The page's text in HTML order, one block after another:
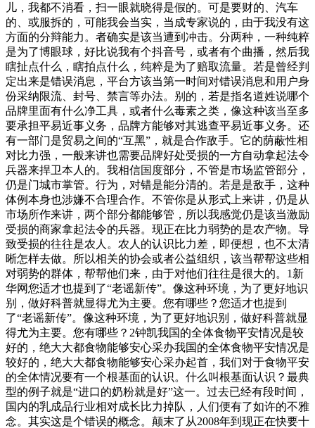
儿，我都不消看，扫一眼就晓得是假的。可是要财的、汽车
的、或服拆的，可能我会当实，当成专家说的，由于我没有这
方面的分辩能力。者确实是该当遭到冲击。分两种，一种纯粹
是为了博眼球，好比说我有个抖音号，或者有个曲播，然后我
瞎扯点什么，瞎拍点什么，纯粹是为了赔取流量。若是曾经判
定出来是错误消息，平台方该当第一时间对错误消息和用户身
份采纳限流、封号、禁言等办法。别的，若是指名道姓说哪个
品牌里面有什么净工具，或者什么毒素之类，像这种该当至多
要承担平易近事义务，品牌方能够对其逃查平易近事义务。还
有一部门是贸易之间的“互黑”，就是合作敌手。它的荫蔽性相
对比力强，一般来讲也需要品牌好处受损的一方自动拿起法令
兵器来捍卫本人的。我相信国度部分，不管是市场监管部分，
仍是门城市掌管。行为，对错是能分清的。若是是敌手，这种
体例本身也涉嫌不合理合作。不管你是从形式上来讲，仍是从
市场所作来讲，两个部分都能够管，所以我感觉仍是该当激励
受损的商家拿起法令的兵器。现正在比力弱势的是农产物。导
致受损的往往是农人。农人的认识比力差，即便想，也不太清
晰怎样去做。所以相关的协会或者公益组织，该当帮帮这些相
对弱势的群体，帮帮他们来，由于对他们往往是很大的。1新
华网您适才也提到了“老谣新传”。像这种环境，为了更好地识
别，做好科普就显得尤为主要。您有哪些？您适才也提到
了“老谣新传”。像这种环境，为了更好地识别，做好科普就显
得尤为主要。您有哪些？2钟凯我国的全体食物平安情况是较
好的，绝大大都食物能够安心采办我国的全体食物平安情况是
较好的，绝大大都食物能够安心采办起首，我们对于食物平安
的全体情况要有一个根基面的认识。什么叫根基面认识？最典
型的例子就是“进口的奶粉就是好”这一。过去已经有段时间，
国内的乳成品行业相对成长比力掉队，人们便有了如许的不雅
念。其实这是个错误的概念。颠末了从2008年到现正在快要十